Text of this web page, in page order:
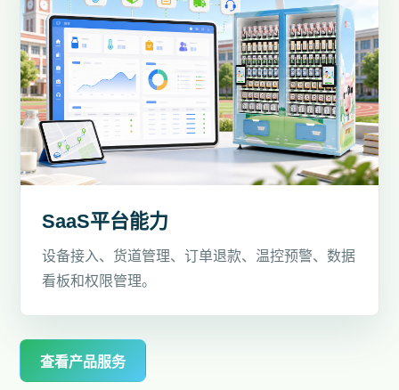
SaaS平台能力
设备接入、货道管理、订单退款、温控预警、数据
看板和权限管理。
查看产品服务